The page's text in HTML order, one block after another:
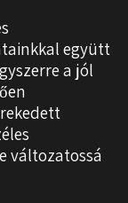
együtt
a jól
változatossá